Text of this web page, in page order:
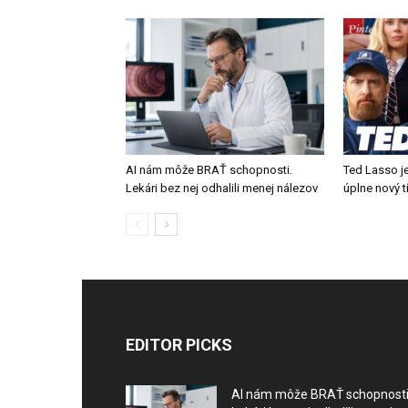
AI nám môže BRAŤ schopnosti.
Lekári bez nej odhalili menej nálezov
Ted Lasso
úplne nový
EDITOR PICKS
AI nám môže BRAŤ